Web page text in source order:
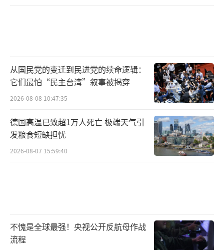
从国民党的变迁到民进党的续命逻辑：
它们最怕“民主台湾”叙事被揭穿
2026-08-08 10:47:35
德国高温已致超1万人死亡 极端天气引
发粮食短缺担忧
2026-08-07 15:59:40
不愧是全球最强！央视公开反航母作战
流程